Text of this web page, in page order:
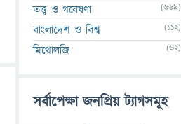
তত্ত্ব ও গবেষণা (669)
বাংলাদেশ ও বিশ্ব (112)
মিথোলজি (62)
সর্বাপেক্ষা জনপ্রিয় ট্যাগসমূহ